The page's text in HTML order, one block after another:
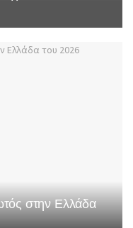
στην Ελλάδα